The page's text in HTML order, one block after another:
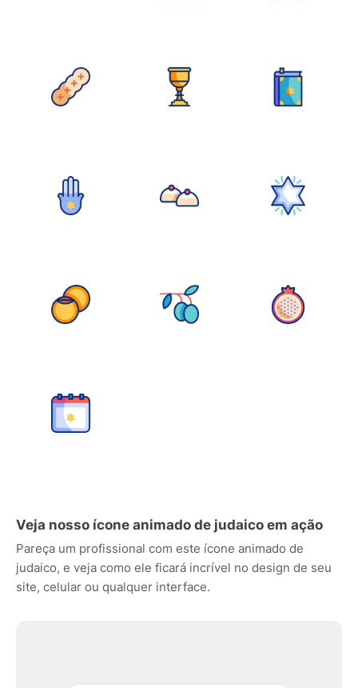
Veja nosso ícone animado de judaico em ação
Pareça um profissional com este ícone animado de
judaico, e veja como ele ficará incrível no design de seu
site, celular ou qualquer interface.